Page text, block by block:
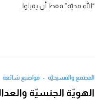
“الله محبّة” فقط أن يقبلوا…
المجتمع والمسيحيّة مواضيع شائعة
الهويّة الجنسيّة